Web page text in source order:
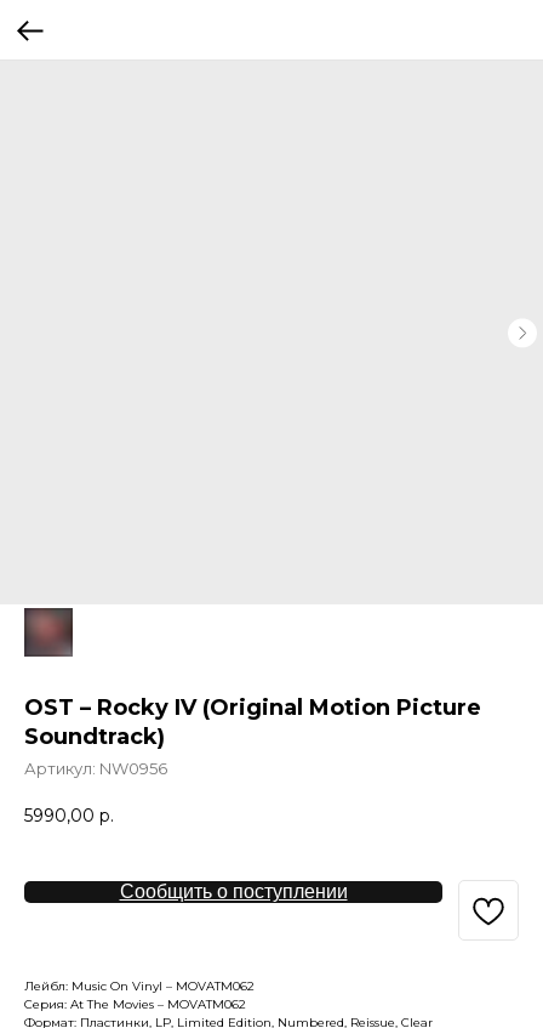
OST – Rocky IV (Original Motion Picture
Soundtrack)
Артикул: NW0956
5990,00 р.
Сообщить о поступлении
Лейбл: Music On Vinyl – MOVATM062
Серия: At The Movies – MOVATM062
Формат: Пластинки, LP, Limited Edition, Numbered, Reissue, Clear